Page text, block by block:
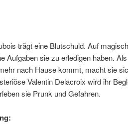
trägt eine Blutschuld. Auf
Aufgaben sie zu erledigen haben.
nach Hause kommt, macht sie
Valentin Delacroix wird ihr
sie Prunk und Gefahren.